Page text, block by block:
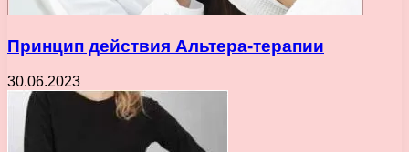
Принцип действия Альтера-терапии
30.06.2023